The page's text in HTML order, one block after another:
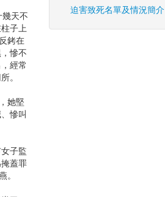
天不
子上
銬在
慘不
經常
。
她堅
慘叫
子監
蓋罪
迫害致死名單及情況簡介